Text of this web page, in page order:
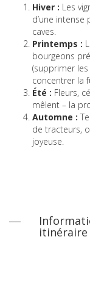
Hiver : Les
d’une
caves.
Printemps :
bourgeons
(supprimer
concentrer la
Été : Fleurs,
mêlent – la
Automne :
de tracteurs,
joyeuse.
itinéraire